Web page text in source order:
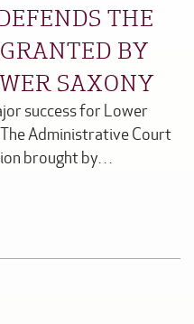
THE
BY
SAXONY
success for Lower
The Administrative Court
brought by…